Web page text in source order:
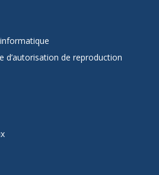
d’autorisation de reproduction